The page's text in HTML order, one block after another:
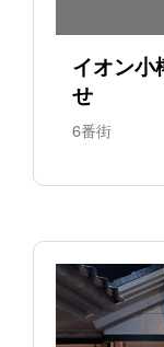
イオン小
せ
6番街